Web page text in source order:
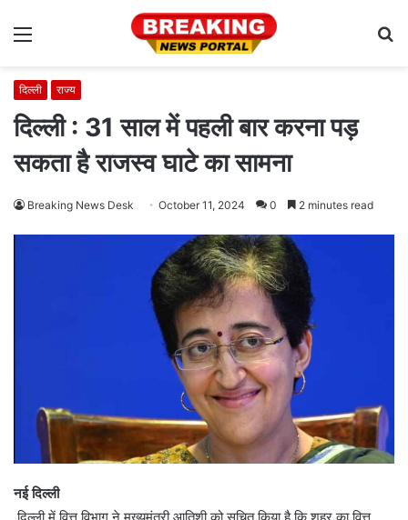
Menu
दिल्ली राज्य
दिल्ली : 31 साल में पहली बार करना पड़
सकता है राजस्व घाटे का सामना
Breaking News Desk October 11, 2024 0 2 minutes read
नई दिल्ली